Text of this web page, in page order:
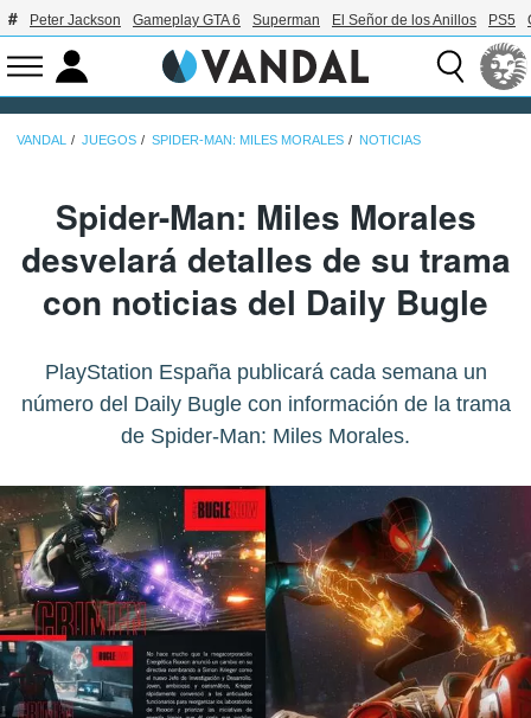
Peter Jackson Gameplay GTA 6 Superman El Señor de los Anillos PS5
VANDAL JUEGOS SPIDER-MAN: MILES MORALES NOTICIAS
Spider-Man: Miles Morales
desvelará detalles de su trama
con noticias del Daily Bugle
PlayStation España publicará cada semana un
número del Daily Bugle con información de la trama
de Spider-Man: Miles Morales.